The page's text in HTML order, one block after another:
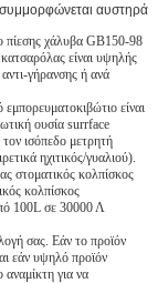
αυστηρά
πίεσης χάλυβα GB150-98
είναι υψηλής
γήρανσης ή ανά
είναι
ουσία surrface
ισόπεδο μετρητή
ηχιτικός/γυαλιού).
στοματικός κολπίσκος
κολπίσκος
100L σε 30000 Λ
σας. Εάν το προϊόν
εάν υψηλό προϊόν
για να